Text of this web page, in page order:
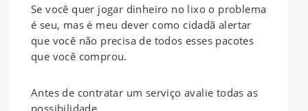
Se você quer jogar dinheiro no lixo o problema
é seu, mas é meu dever como cidadã alertar
que você não precisa de todos esses pacotes
que você comprou.
Antes de contratar um serviço avalie todas as
possibilidade.